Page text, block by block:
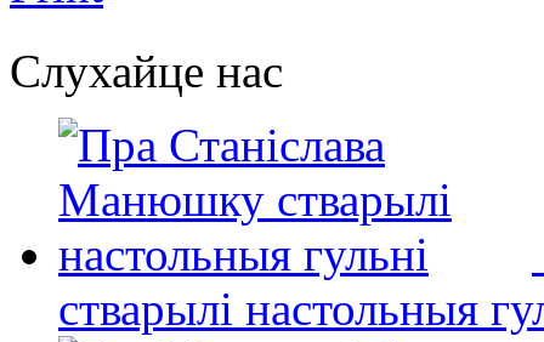
Слухайце нас
стварылі настольныя